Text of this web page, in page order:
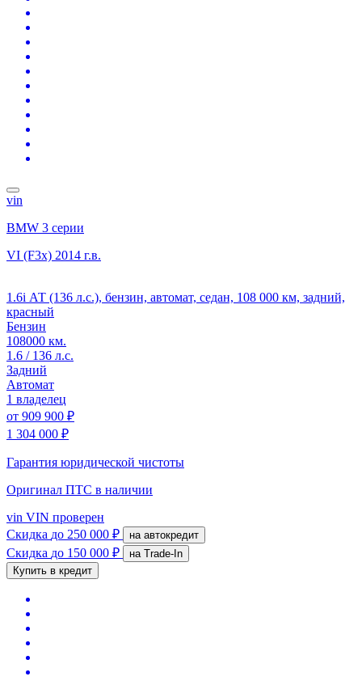
vin
BMW 3 серии
VI (F3x) 2014 г.в.
1.6i АТ (136 л.с.), бензин, автомат, седан, 108 000 км, задний,
красный
Бензин
108000 км.
1.6 / 136 л.с.
Задний
Автомат
1 владелец
от 909 900 ₽
1 304 000 ₽
Гарантия юридической чистоты
Оригинал ПТС в наличии
vin VIN проверен
Скидка до 250 000 ₽ на автокредит
Скидка до 150 000 ₽
на Trade-In
Купить в кредит